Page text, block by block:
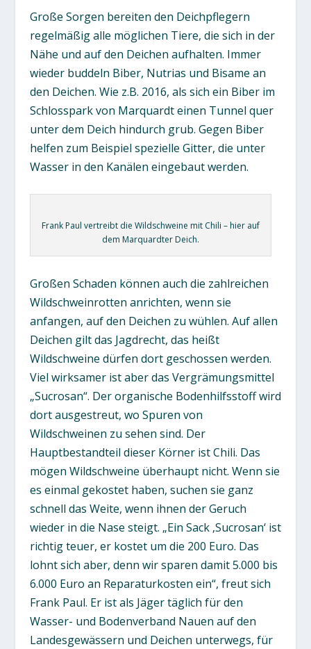
Große Sorgen bereiten den Deichpflegern
regelmäßig alle möglichen Tiere, die sich in der
Nähe und auf den Deichen aufhalten. Immer
wieder buddeln Biber, Nutrias und Bisame an
den Deichen. Wie z.B. 2016, als sich ein Biber im
Schlosspark von Marquardt einen Tunnel quer
unter dem Deich hindurch grub. Gegen Biber
helfen zum Beispiel spezielle Gitter, die unter
Wasser in den Kanälen eingebaut werden.
Frank Paul vertreibt die Wildschweine mit Chili – hier auf
dem Marquardter Deich.
Großen Schaden können auch die zahlreichen
Wildschweinrotten anrichten, wenn sie
anfangen, auf den Deichen zu wühlen. Auf allen
Deichen gilt das Jagdrecht, das heißt
Wildschweine dürfen dort geschossen werden.
Viel wirksamer ist aber das Vergrämungsmittel
„Sucrosan“. Der organische Bodenhilfsstoff wird
dort ausgestreut, wo Spuren von
Wildschweinen zu sehen sind. Der
Hauptbestandteil dieser Körner ist Chili. Das
mögen Wildschweine überhaupt nicht. Wenn sie
es einmal gekostet haben, suchen sie ganz
schnell das Weite, wenn ihnen der Geruch
wieder in die Nase steigt. „Ein Sack ‚Sucrosan‘ ist
richtig teuer, er kostet um die 200 Euro. Das
lohnt sich aber, denn wir sparen damit 5.000 bis
6.000 Euro an Reparaturkosten ein“, freut sich
Frank Paul. Er ist als Jäger täglich für den
Wasser- und Bodenverband Nauen auf den
Landesgewässern und Deichen unterwegs, für